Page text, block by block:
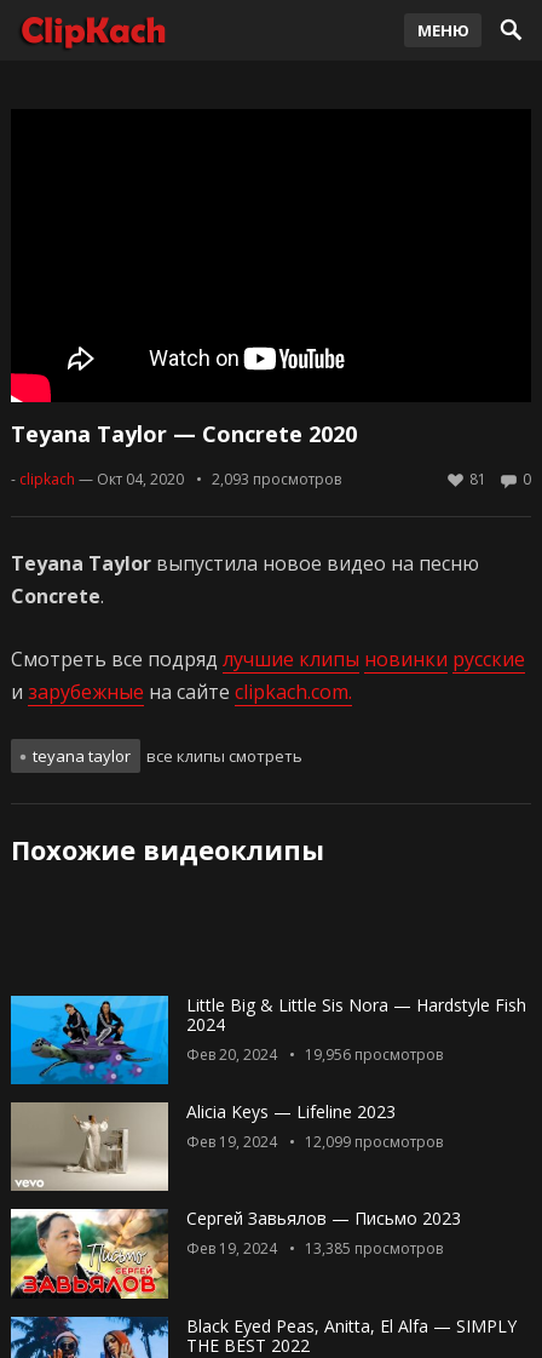
МЕНЮ
Teyana Taylor — Concrete 2020
- clipkach — Окт 04, 2020 2,093 просмотров 0
81
Teyana Taylorвыпустила новое видео на песню
Concrete.
Смотреть все подряд лучшие клипы новинки русские
и зарубежные на сайте clipkach.com.
teyana taylor все клипы смотреть
Похожие видеоклипы
Little Big & Little Sis Nora — Hardstyle Fish
2024
Фев 20, 2024 19,956просмотров
Alicia Keys — Lifeline 2023
Фев 19, 2024 12,099просмотров
Сергей Завьялов — Письмо 2023
Фев 19, 2024 13,385 просмотров
Black Eyed Peas, Anitta, El Alfa — SIMPLY
THE BEST 2022